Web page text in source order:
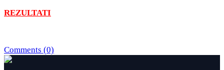
REZULTATI
Comments (0)